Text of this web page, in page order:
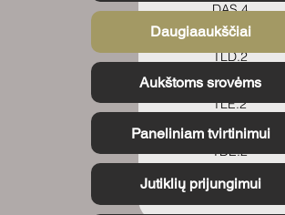
Daugiaaukščiai
Aukštoms srovėms
Paneliniam tvirtinimui
Jutiklių prijungimui
DAS.4
TLD.2
TLE.2
TDE.2